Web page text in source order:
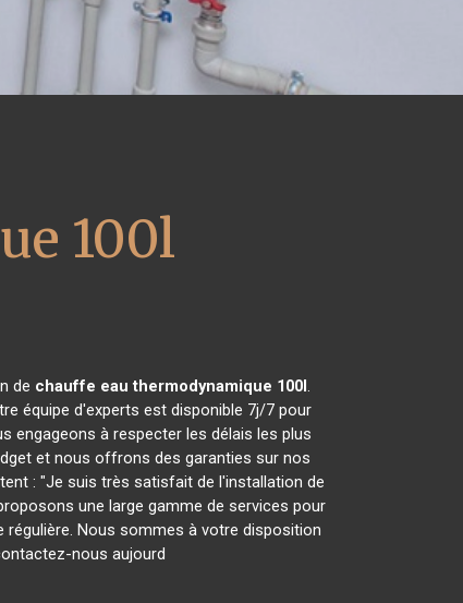
100l
de chauffe eau thermodynamique 100l.
équipe d'experts est disponible 7j/7 pour
engageons à respecter les délais les plus
et nous offrons des garanties sur nos
: "Je suis très satisfait de l'installation de
une large gamme de services pour
régulière. Nous sommes à votre disposition
nous aujourd